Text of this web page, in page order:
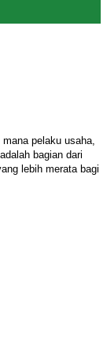
pelaku usaha,
bagian dari
lebih merata bagi